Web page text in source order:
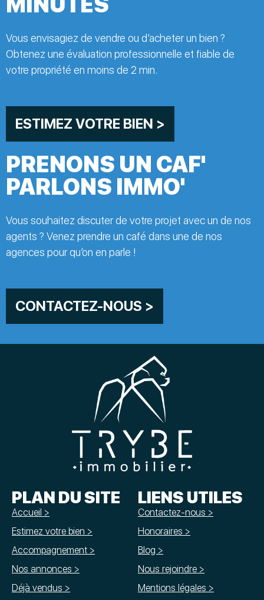
PRENONS UN CAF'
PARLONS IMMO'
Vous souhaitez discuter de votre projet avec un de nos
agents ? Venez prendre un café dans une de nos
agences pour qu’on en parle !
CONTACTEZ-NOUS >
Vous envisagiez de vendre ou d’acheter un bien ?
Obtenez une évaluation professionnelle et fiable de
votre propriété en moins de 2 min.
ESTIMEZ VOTRE BIEN >
PLAN DU SITE
Accueil >
Estimez votre bien >
Accompagnement >
Nos annonces >
Déjà vendus >
LIENS UTILES
Contactez-nous >
Honoraires >
Blog >
Nous rejoindre >
Mentions légales >